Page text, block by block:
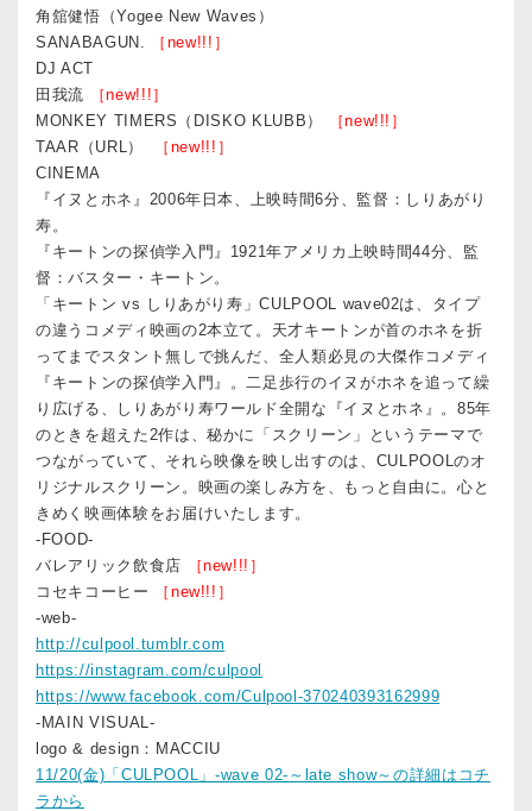
角舘健悟（Yogee New Waves）
SANABAGUN.
［new!!!］
DJ ACT
田我流
［new!!!］
MONKEY TIMERS（DISKO KLUBB）
［new!!!］
TAAR（URL）
［new!!!］
CINEMA
『イヌとホネ』2006年日本、上映時間6分、監督：しりあがり
寿。
『キートンの探偵学入門』1921年アメリカ上映時間44分、監
督：バスター・キートン。
「キートン vs しりあがり寿」CULPOOL wave02は、タイプ
の違うコメディ映画の2本立て。天才キートンが首のホネを折
ってまでスタント無しで挑んだ、全人類必見の大傑作コメディ
『キートンの探偵学入門』。二足歩行のイヌがホネを追って繰
り広げる、しりあがり寿ワールド全開な『イヌとホネ』。85年
のときを超えた2作は、秘かに「スクリーン」というテーマで
つながっていて、それら映像を映し出すのは、CULPOOLのオ
リジナルスクリーン。映画の楽しみ方を、もっと自由に。心と
きめく映画体験をお届けいたします。
-FOOD-
バレアリック飲食店
［new!!!］
コセキコーヒー
［new!!!］
-web-
http://culpool.tumblr.com
https://instagram.com/culpool
https://www.facebook.com/Culpool-370240393162999
-MAIN VISUAL-
logo & design：MACCIU
11/20(金)「CULPOOL」-wave 02-～late show～の詳細はコチ
ラから